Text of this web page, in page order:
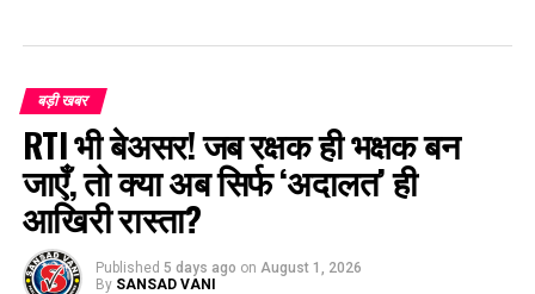
बड़ी खबर
RTI भी बेअसर! जब रक्षक ही भक्षक बन
जाएँ, तो क्या अब सिर्फ ‘अदालत’ ही
आखिरी रास्ता?
Published 5 days ago on August 1, 2026
By SANSAD VANI